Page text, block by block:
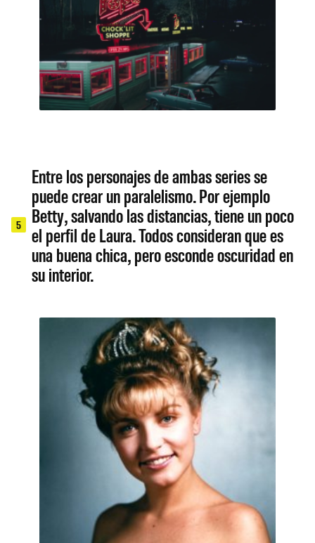
5
Entre los personajes de ambas series se
puede crear un paralelismo. Por ejemplo
Betty, salvando las distancias, tiene un poco
el perfil de Laura. Todos consideran que es
una buena chica, pero esconde oscuridad en
su interior.